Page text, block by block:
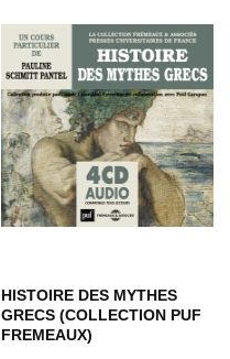
HISTOIRE DES MYTHES
GRECS (COLLECTION PUF
FREMEAUX)